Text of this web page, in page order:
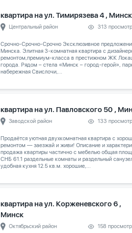
квартира на ул. Тимирязева 4 , Минск
Центральный район 313
Срочно-Срочно-Срочно Эксклюзивное
Минска. Элитная 3-комнатная квартира с
ремонтом,премиум-класса в престижном ЖК
города. Рядом – стела «Минск – город-герой»,
набережная Свислочи,...
квартира на ул. Павловского 50 ,
Заводской район 133
Продаётся уютная двухкомнатная квартира с
ремонтом — заезжай и живи! Описание и
продажа квартиры частично с мебелью общая
СНБ 61.1 раздельные комнаты и раздельный
удобная кухня 12.5 кв.м. хорошие,...
квартира на ул. Корженевского 6 ,
Минск
Октябрьский район 158